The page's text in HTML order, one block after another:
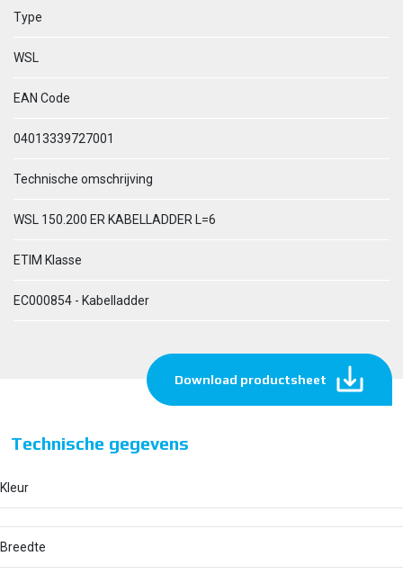
Type
WSL
EAN Code
04013339727001
Technische omschrijving
WSL 150.200 ER KABELLADDER L=6
ETIM Klasse
EC000854 - Kabelladder
Download productsheet
Technische gegevens
Kleur
Breedte